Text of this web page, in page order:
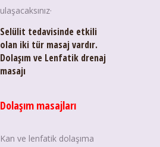
ulaşacaksınız·
Selülit tedavisinde etkili
olan iki tür masaj vardır.
Dolaşım ve Lenfatik drenaj
masajı
Dolaşım masajları
Kan ve lenfatik dolaşıma